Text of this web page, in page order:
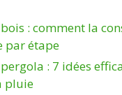
: comment la
par étape
: 7 idées
pluie